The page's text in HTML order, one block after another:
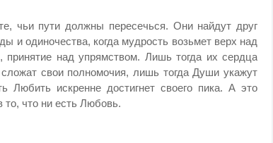
чьи пути должны пересечься. Они найдут друг
и одиночества, когда мудрость возьмет верх над
принятие над упрямством. Лишь тогда их сердца
свои полномочия, лишь тогда Души укажут
Любить искренне достигнет своего пика. А это
то, что ни есть Любовь.